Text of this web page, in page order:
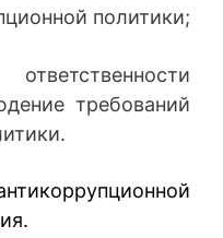
политики;
требований